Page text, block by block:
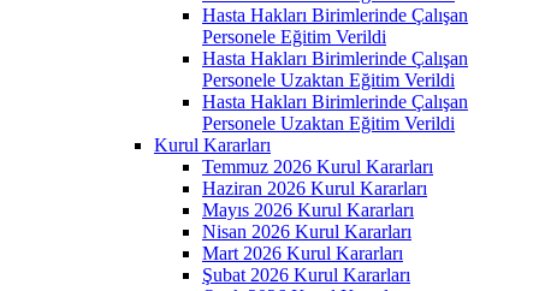
Hasta Hakları Birimlerinde Çalışan
Personele Eğitim Verildi
Hasta Hakları Birimlerinde Çalışan
Personele Uzaktan Eğitim Verildi
Hasta Hakları Birimlerinde Çalışan
Personele Uzaktan Eğitim Verildi
Kurul Kararları
Temmuz 2026 Kurul Kararları
Haziran 2026 Kurul Kararları
Mayıs 2026 Kurul Kararları
Nisan 2026 Kurul Kararları
Mart 2026 Kurul Kararları
Şubat 2026 Kurul Kararları